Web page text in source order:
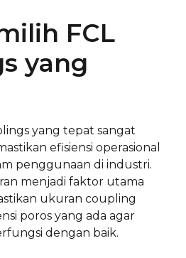
FCL
yang
yang tepat sangat
efisiensi operasional
penggunaan di industri.
menjadi faktor utama
ukuran coupling
poros yang ada agar
dengan baik.